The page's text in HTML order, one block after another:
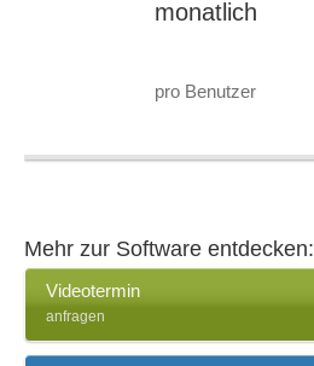
monatlich
pro Benutzer
Mehr zur Software entdecken:
Videotermin
anfragen